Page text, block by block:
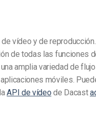
vídeo y de
de todas las funciones
amplia variedad de
móviles.
API de vídeo de Dacast